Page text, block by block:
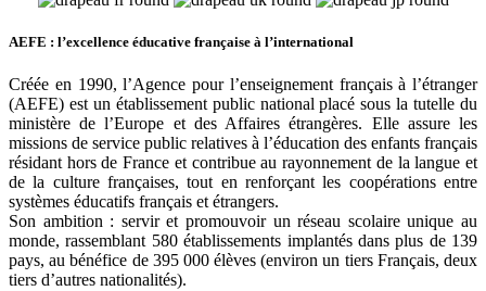
AEFE : l’excellence éducative française à l’international
Créée en 1990, l’Agence pour l’enseignement français à l’étranger
(AEFE) est un établissement public national placé sous la tutelle du
ministère de l’Europe et des Affaires étrangères. Elle assure les
missions de service public relatives à l’éducation des enfants français
résidant hors de France et contribue au rayonnement de la langue et
de la culture françaises, tout en renforçant les coopérations entre
systèmes éducatifs français et étrangers.
Son ambition : servir et promouvoir un réseau scolaire unique au
monde, rassemblant 580 établissements implantés dans plus de 139
pays, au bénéfice de 395 000 élèves (environ un tiers Français, deux
tiers d’autres nationalités).